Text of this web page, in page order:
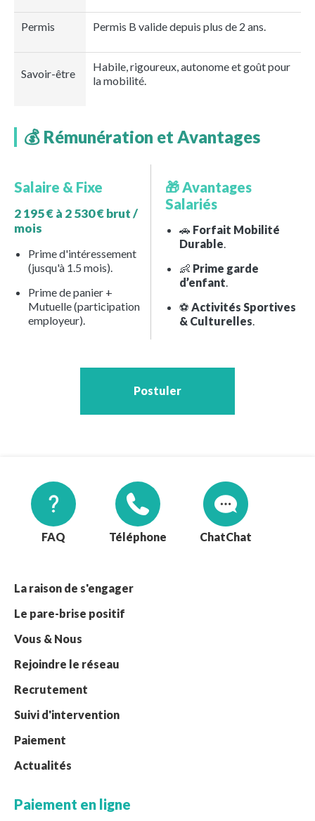
Permis Permis B valide depuis plus de 2 ans.
Savoir-être
Habile, rigoureux, autonome et goût pour
la mobilité.
💰 Rémunération et Avantages
Salaire & Fixe
2 195 € à 2 530 € brut /
mois
Prime d'intéressement
(jusqu'à 1.5 mois).
Prime de panier +
Mutuelle (participation
employeur).
🎁 Avantages
Salariés
🚗 Forfait Mobilité
Durable
👶 Prime garde
d’enfant
⚽ Activités Sportives
& Culturelles
Postuler
FAQ Téléphone Chat
La raison de s'engager
Le pare-brise positif
Vous & Nous
Rejoindre le réseau
Recrutement
Suivi d'intervention
Paiement
Actualités
Paiement en ligne